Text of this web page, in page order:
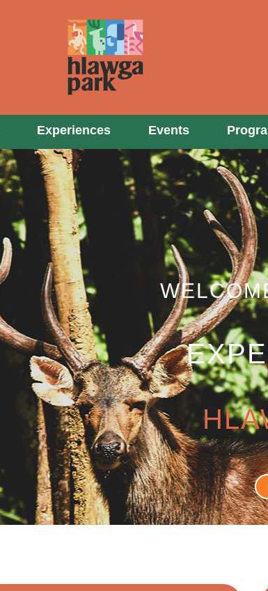
Experiences Events